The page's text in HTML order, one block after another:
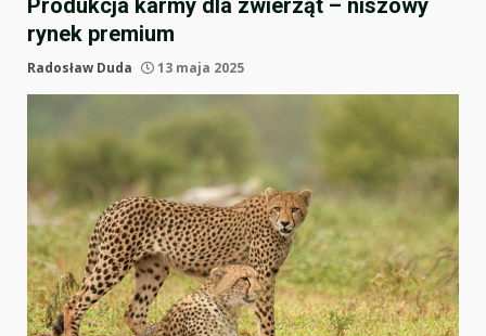
Produkcja karmy dla zwierząt – niszowy
rynek premium
Radosław Duda 13 maja 2025